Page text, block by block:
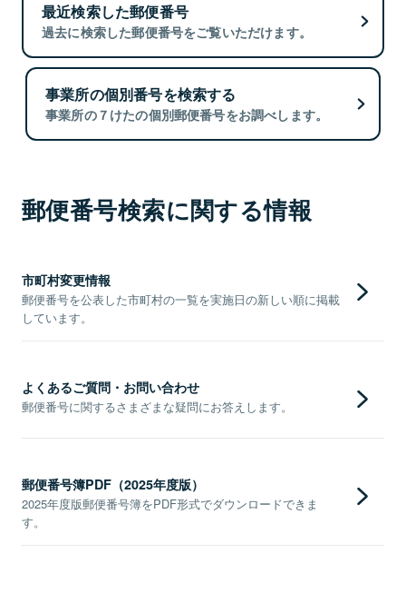
最近検索した郵便番号
過去に検索した郵便番号をご覧いただけます。
事業所の個別番号を検索する
事業所の７けたの個別郵便番号をお調べします。
郵便番号検索に関する情報
市町村変更情報
郵便番号を公表した市町村の一覧を実施日の新しい順に掲載
しています。
よくあるご質問・お問い合わせ
郵便番号に関するさまざまな疑問にお答えします。
郵便番号簿PDF（2025年度版）
2025年度版郵便番号簿をPDF形式でダウンロードできま
す。